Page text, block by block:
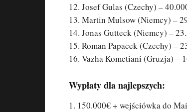
12. Josef Gulas (Czechy) –
13. Martin Mulsow (Niemcy) –
14. Jonas Gutteck (Niemcy) –
15. Roman Papacek (Czechy) –
16. Vazha Kometiani (Gruzja) –
Wypłaty dla najlepszych:
1. 150.000€ + wejściówka do